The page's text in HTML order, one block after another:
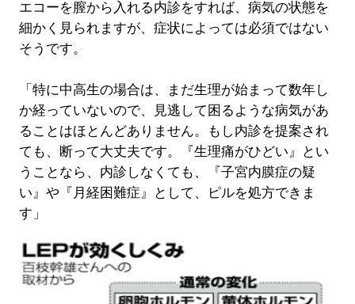
エコーを膣から入れる内診をすれば、病気の状態を
細かく見られますが、症状によっては必須ではない
そうです。
「特に中高生の場合は、まだ生理が始まって数年し
か経っていないので、見逃して困るような病気があ
ることはほとんどありません。もし内診を提案され
ても、断って大丈夫です。『生理痛がひどい』とい
うことなら、内診しなくても、『子宮内膜症の疑
い』や『月経困難症』として、ピルを処方できま
す」